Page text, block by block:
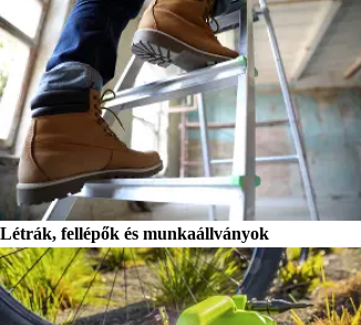
Létrák, fellépők és munkaállványok